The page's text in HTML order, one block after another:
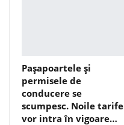
Pașapoartele și
permisele de
conducere se
scumpesc. Noile tarife
vor intra în vigoare…